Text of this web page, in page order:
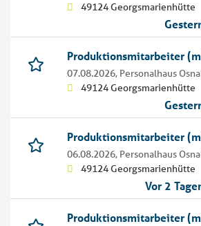
49124 Georgsmarienhütte
Produktionsmitarbeiter
07.08.2026, Personalhaus
49124 Georgsmarienhütte
Produktionsmitarbeiter
06.08.2026, Personalhaus
49124 Georgsmarienhütte
Vor 2
Produktionsmitarbeiter